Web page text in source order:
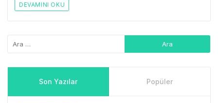
DEVAMINI OKU
Son Yazılar Popüler